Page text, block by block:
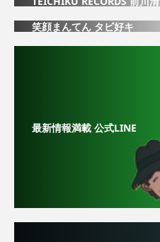
笑顔まんてん タビ好キ
最新情報満載 公式LINE